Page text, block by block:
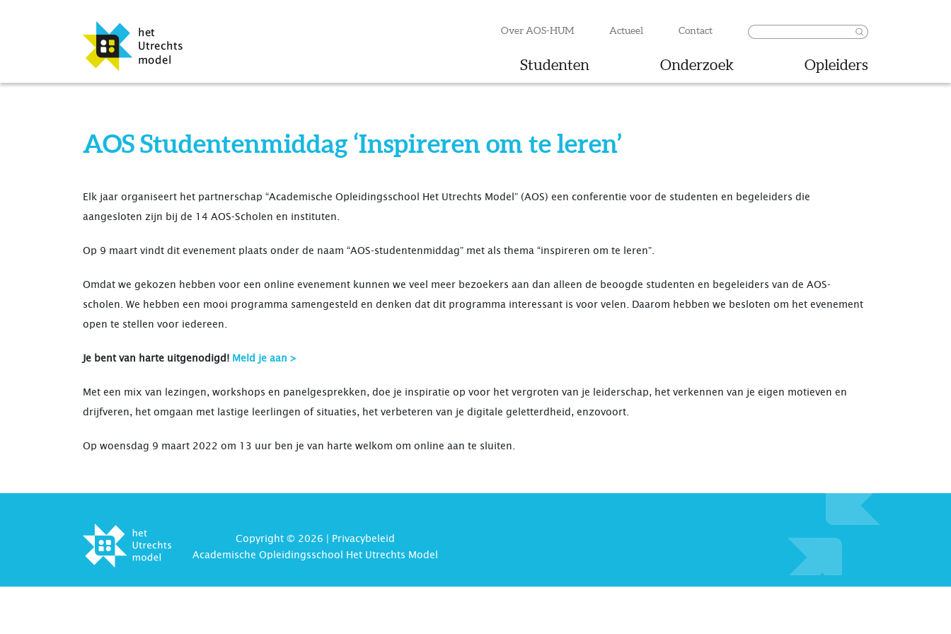
Over AOS-HUM Actueel Contact
Studenten Onderzoek Opleiders
AOS Studentenmiddag ‘Inspireren om te leren’
Elk jaar organiseert het partnerschap “Academische Opleidingsschool Het Utrechts Model” (AOS) een conferentie voor de studenten en begeleiders die
aangesloten zijn bij de 14 AOS-Scholen en instituten.
Op 9 maart vindt dit evenement plaats onder de naam “AOS-studentenmiddag” met als thema “inspireren om te leren”.
Omdat we gekozen hebben voor een online evenement kunnen we veel meer bezoekers aan dan alleen de beoogde studenten en begeleiders van de AOS-
scholen. We hebben een mooi programma samengesteld en denken dat dit programma interessant is voor velen. Daarom hebben we besloten om het evenement
open te stellen voor iedereen.
Je bent van harte uitgenodigd! Meld je aan >
Met een mix van lezingen, workshops en panelgesprekken, doe je inspiratie op voor het vergroten van je leiderschap, het verkennen van je eigen motieven en
drijfveren, het omgaan met lastige leerlingen of situaties, het verbeteren van je digitale geletterdheid, enzovoort.
Op woensdag 9 maart 2022 om 13 uur ben je van harte welkom om online aan te sluiten.
Ter afsluiting is er de verkiezing van het AOS-onderwijstalent: wie maakte het beste beroepsproduct of voerde het beste onderzoek uit?!
Programma
Copyright © 2026 | Privacybeleid
Academische Opleidingsschool Het Utrechts Model